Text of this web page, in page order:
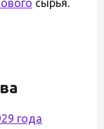
сырья.
года